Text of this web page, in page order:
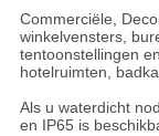
Commerciële,
winkelvensters,
tentoonstellingen
hotelruimten,
Als u waterdicht
en IP65 is